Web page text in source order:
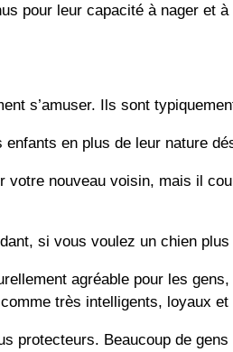
pour leur capacité à nager et
s’amuser. Ils sont
en plus de leur nature
nouveau voisin, mais il
si vous voulez un chien
agréable pour les
très intelligents, loyaux et
protecteurs. Beaucoup de